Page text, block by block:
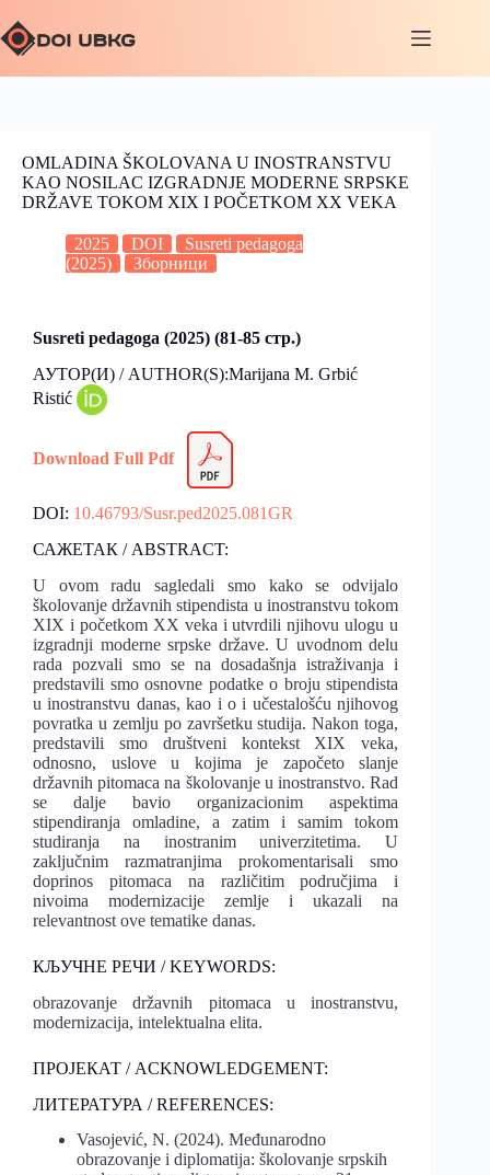
OMLADINA ŠKOLOVANA U INOSTRANSTVU
KAO NOSILAC IZGRADNJE MODERNE SRPSKE
DRŽAVE TOKOM XIX I POČETKOM XX VEKA
2025 DOI
Susreti pedagoga
(2025)
Зборници
Susreti pedagoga (2025) (81-85 стр.)
АУТОР(И) / AUTHOR(S):Marijana M. Grbić
Ristić
Download Full Pdf
DOI: 10.46793/Susr.ped2025.081GR
САЖЕТАК / ABSTRACT:
U ovom radu sagledali smo kako se odvijalo
školovanje državnih stipendista u inostranstvu tokom
XIX i početkom XX veka i utvrdili njihovu ulogu u
izgradnji moderne srpske države. U uvodnom delu
rada pozvali smo se na dosadašnja istraživanja i
predstavili smo osnovne podatke o broju stipendista
u inostranstvu danas, kao i o i učestalošću njihovog
povratka u zemlju po završetku studija. Nakon toga,
predstavili smo društveni kontekst XIX veka,
odnosno, uslove u kojima je započeto slanje
državnih pitomaca na školovanje u inostranstvo. Rad
se dalje bavio organizacionim aspektima
stipendiranja omladine, a zatim i samim tokom
studiranja na inostranim univerzitetima. U
zaključnim razmatranjima prokomentarisali smo
doprinos pitomaca na različitim područjima i
nivoima modernizacije zemlje i ukazali na
relevantnost ove tematike danas.
КЉУЧНЕ РЕЧИ / KEYWORDS:
obrazovanje državnih pitomaca u inostranstvu,
modernizacija, intelektualna elita.
ПРОЈЕКАТ / ACKNOWLEDGEMENT:
ЛИТЕРАТУРА / REFERENCES:
Vasojević, N. (2024). Međunarodno
obrazovanje i diplomatija: školovanje srpskih